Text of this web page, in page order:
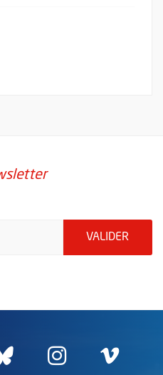
VALIDER
fenêtre
une nouvelle
Bluesky
, Ouvre une
Instagram
, Ouvre
,